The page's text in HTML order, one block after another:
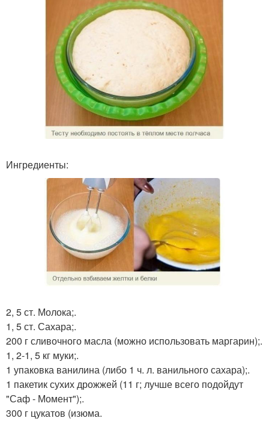
Ингредиенты:
2, 5 ст. Молока;.
1, 5 ст. Сахара;.
200 г сливочного масла (можно использовать маргарин);.
1, 2-1, 5 кг муки;.
1 упаковка ванилина (либо 1 ч. л. ванильного сахара);.
1 пакетик сухих дрожжей (11 г; лучше всего подойдут
"Саф - Момент");.
300 г цукатов (изюма.